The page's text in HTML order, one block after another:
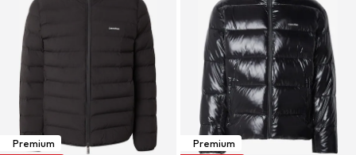
Premium
Premium